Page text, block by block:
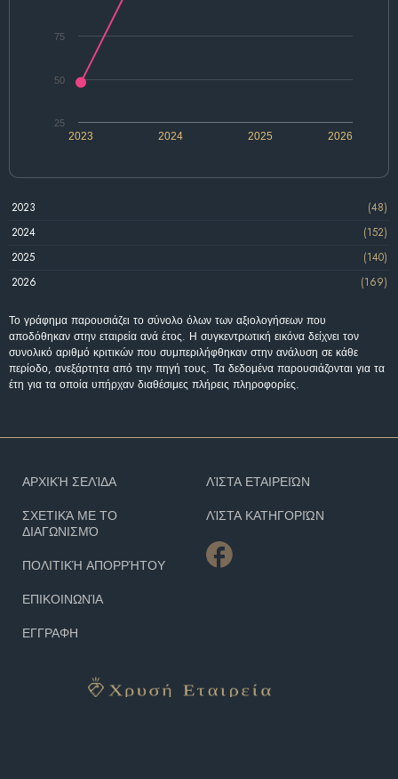
2024 2026
2023 2025
25
50
75
2023
(48)
2024
(152)
2025
(140)
2026
(169)
Το γράφημα παρουσιάζει το σύνολο όλων των αξιολογήσεων που
αποδόθηκαν στην εταιρεία ανά έτος. Η συγκεντρωτική εικόνα δείχνει τον
συνολικό αριθμό κριτικών που συμπεριλήφθηκαν στην ανάλυση σε κάθε
περίοδο, ανεξάρτητα από την πηγή τους. Τα δεδομένα παρουσιάζονται για τα
έτη για τα οποία υπήρχαν διαθέσιμες πλήρεις πληροφορίες.
ΑΡΧΙΚΉ ΣΕΛΊΔΑ
ΣΧΕΤΙΚΆ ΜΕ ΤΟ
ΔΙΑΓΩΝΙΣΜΌ
ΠΟΛΙΤΙΚΉ ΑΠΟΡΡΉΤΟΥ
ΕΠΙΚΟΙΝΩΝΊΑ
ΕΓΓΡΑΦΗ
ΛΊΣΤΑ ΕΤΑΙΡΕΙΏΝ
ΛΊΣΤΑ ΚΑΤΗΓΟΡΙΏΝ